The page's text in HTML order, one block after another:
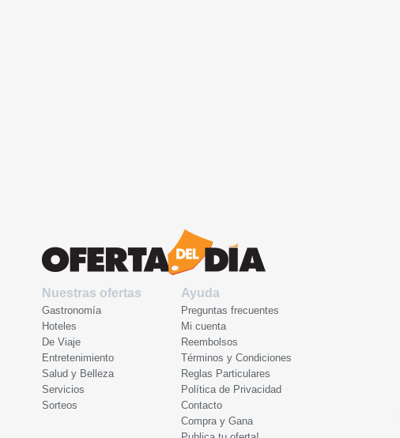
Nuestras ofertas
Gastronomía
Hoteles
De Viaje
Entretenimiento
Salud y Belleza
Servicios
Sorteos
Ayuda
Preguntas frecuentes
Mi cuenta
Reembolsos
Términos y Condiciones
Reglas Particulares
Política de Privacidad
Contacto
Compra y Gana